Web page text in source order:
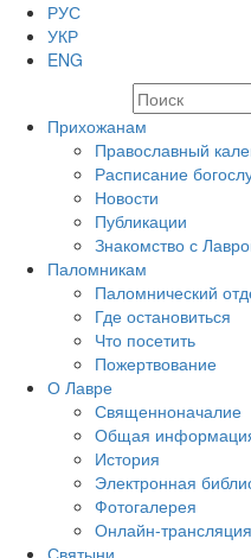
РУС
УКР
ENG
Прихожанам
Православный
Расписание
Новости
Публикации
Знакомство с
Паломникам
Паломнический
Где остановиться
Что посетить
Пожертвование
О Лавре
Священноначалие
Общая
История
Электронная
Фотогалерея
Онлайн-трансляция
Святыни